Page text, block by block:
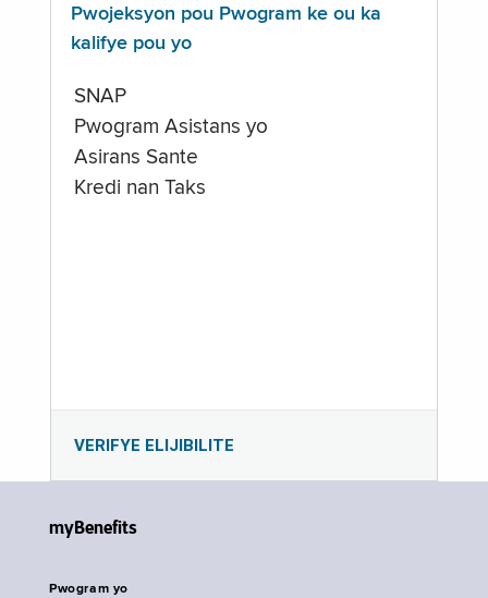
Pwojeksyon pou Pwogram ke ou ka
kalifye pou yo
SNAP
Pwogram Asistans yo
Asirans Sante
Kredi nan Taks
VERIFYE ELIJIBILITE
myBenefits
Pwogram yo